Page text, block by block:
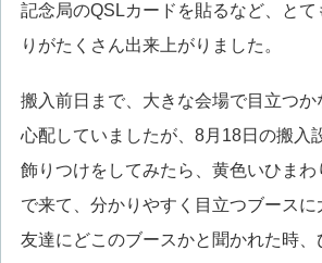
記念局のQSLカードを貼るなど、と
りがたくさん出来上がりました。
搬入前日まで、大きな会場で目立つか
心配していましたが、8月18日の搬入
飾りつけをしてみたら、黄色いひまわ
で来て、分かりやすく目立つブースに
友達にどこのブースかと聞かれた時、